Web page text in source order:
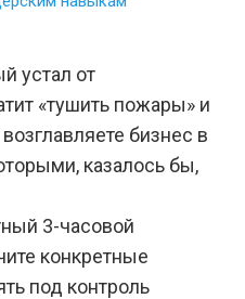
устал от
«тушить пожары» и
бизнес в
казалось бы,
3-часовой
конкретные
под контроль